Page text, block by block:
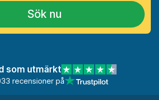
Sök nu
som utmärkt
recensioner på